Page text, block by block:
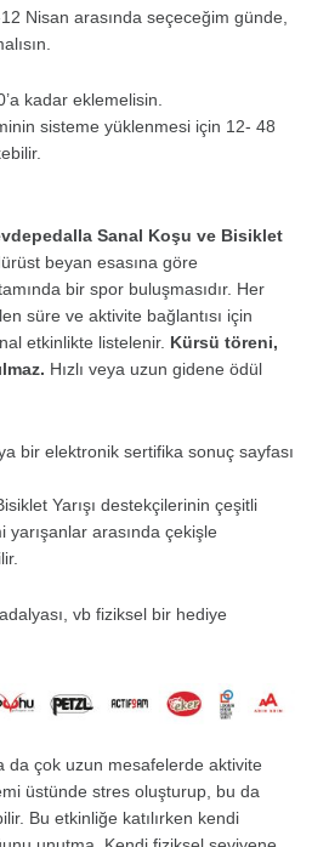
Nisan arasında seçeceğim günde,
kadar eklemelisin.
sisteme yüklenmesi için 12- 48
Sanal Koşu ve Bisiklet
beyan esasına göre
bir spor buluşmasıdır. Her
süre ve aktivite bağlantısı için
etkinlikte listelenir. Kürsü töreni,
Hızlı veya uzun gidene ödül
bir elektronik sertifika sonuç sayfası
Yarışı destekçilerinin çeşitli
yarışanlar arasında çekişle
vb fiziksel bir hediye
da çok uzun mesafelerde aktivite
üstünde stres oluşturup, bu da
Bu etkinliğe katılırken kendi